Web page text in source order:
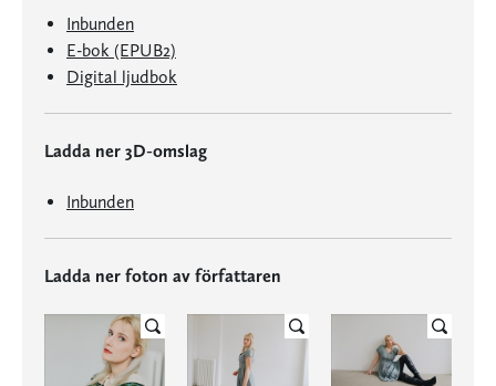
Inbunden
E-bok (EPUB2)
Digital ljudbok
Ladda ner 3D-omslag
Inbunden
Ladda ner foton av författaren